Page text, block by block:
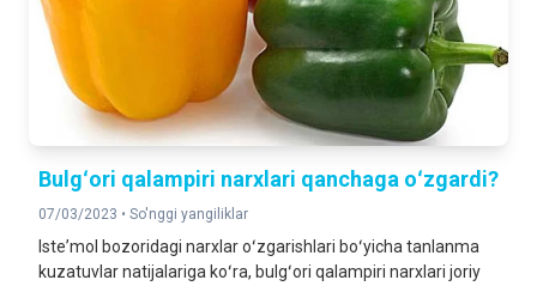
Bulgʻori qalampiri narxlari qanchaga oʻzgardi?
07/03/2023 • So'nggi yangiliklar
Isteʼmol bozoridagi narxlar oʻzgarishlari boʻyicha tanlanma
kuzatuvlar natijalariga koʻra, bulgʻori qalampiri narxlari joriy